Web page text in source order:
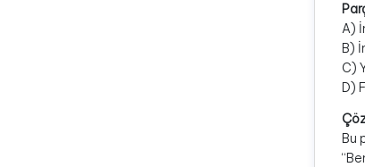
A)
B)
C)
D)
Bu